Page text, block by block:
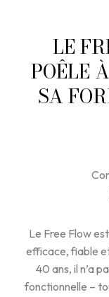
LE
POÊLE
SA
Le Free Flow
efficace, fiable
40 ans, il n’a
fonctionnelle –